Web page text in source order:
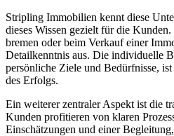
Stripling Immobilien kennt diese
dieses Wissen gezielt für die
bremen oder beim Verkauf einer
Detailkenntnis aus. Die individuelle
persönliche Ziele und Bedürfnisse,
des Erfolgs.
Ein weiterer zentraler Aspekt ist die
Kunden profitieren von klaren
Einschätzungen und einer